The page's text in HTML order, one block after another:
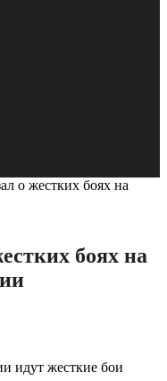
о жестких боях на
боях на
идут жесткие бои